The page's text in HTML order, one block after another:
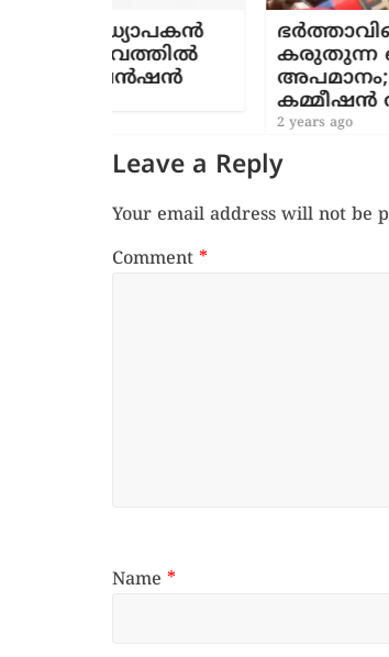
ഭർത്താവിൻ്റെ
കരുതുന്ന
അപമാനം; വിമർശിച്ച്
കമ്മീഷൻ അധ്യക്ഷ
Leave a Reply
Your email address will not be
Comment *
Name *